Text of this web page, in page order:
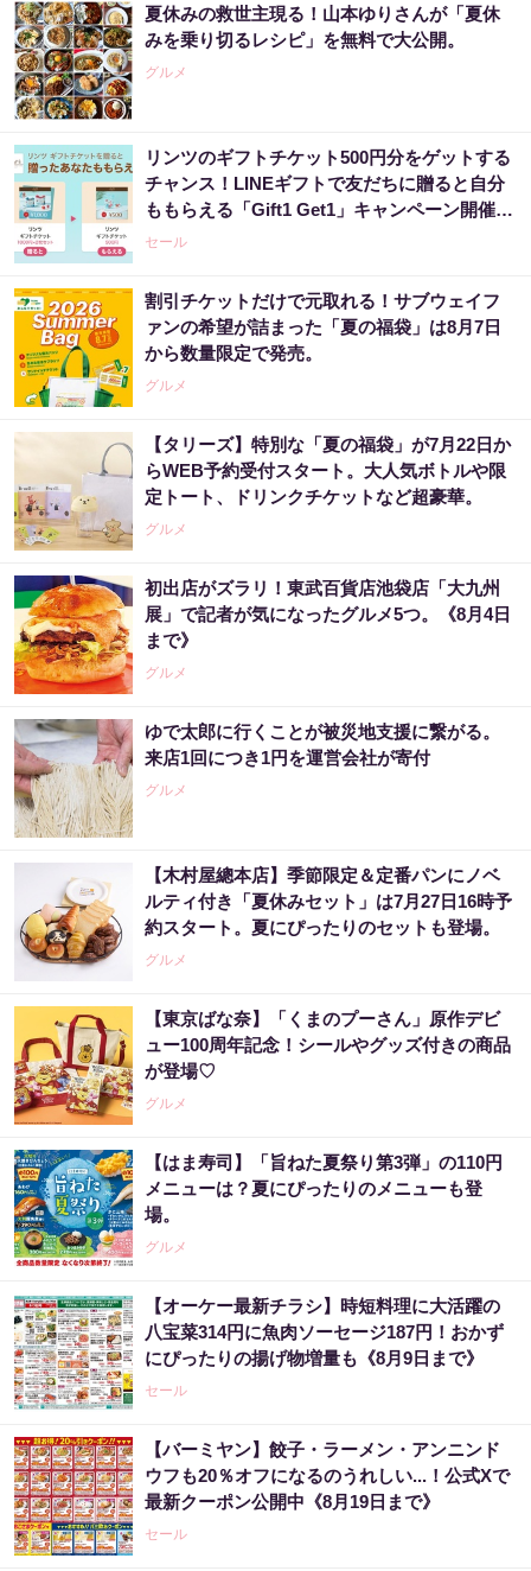
夏休みの救世主現る！山本ゆりさんが「夏休
みを乗り切るレシピ」を無料で大公開。
グルメ
リンツのギフトチケット500円分をゲットする
チャンス！LINEギフトで友だちに贈ると自分
ももらえる「Gift1 Get1」キャンペーン開催
中。
セール
割引チケットだけで元取れる！サブウェイフ
ァンの希望が詰まった「夏の福袋」は8月7日
から数量限定で発売。
グルメ
【タリーズ】特別な「夏の福袋」が7月22日か
らWEB予約受付スタート。大人気ボトルや限
定トート、ドリンクチケットなど超豪華。
グルメ
初出店がズラリ！東武百貨店池袋店「大九州
展」で記者が気になったグルメ5つ。《8月4日
まで》
グルメ
ゆで太郎に行くことが被災地支援に繋がる。
来店1回につき1円を運営会社が寄付
グルメ
【木村屋總本店】季節限定＆定番パンにノベ
ルティ付き「夏休みセット」は7月27日16時予
約スタート。夏にぴったりのセットも登場。
グルメ
【東京ばな奈】「くまのプーさん」原作デビ
ュー100周年記念！シールやグッズ付きの商品
が登場♡
グルメ
【はま寿司】「旨ねた夏祭り第3弾」の110円
メニューは？夏にぴったりのメニューも登
場。
グルメ
【オーケー最新チラシ】時短料理に大活躍の
八宝菜314円に魚肉ソーセージ187円！おかず
にぴったりの揚げ物増量も《8月9日まで》
セール
【バーミヤン】餃子・ラーメン・アンニンド
ウフも20％オフになるのうれしい...！公式Xで
最新クーポン公開中《8月19日まで》
セール